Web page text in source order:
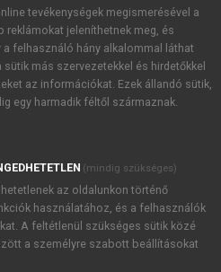
újdonságairól, akcióiról.
Kiadó Zrt. újdonságairól,
foglaltakat tudomásul
, valamint a szotar.netés a
foglaltakat
tevékenységek megismerésével a
reklámokat jeleníthetnek meg, és
a felhasználó hány alkalommal láthat
sütik más szervezetekkel és hirdetőkkel
az információkat. Ezek állandó sütik,
egy harmadik féltől származnak.
(mindig szükséges)
az oldalunkon történő
használatához, és a felhasználók
A feltétlenül szükséges sütik közé
a személyre szabott beállításokat